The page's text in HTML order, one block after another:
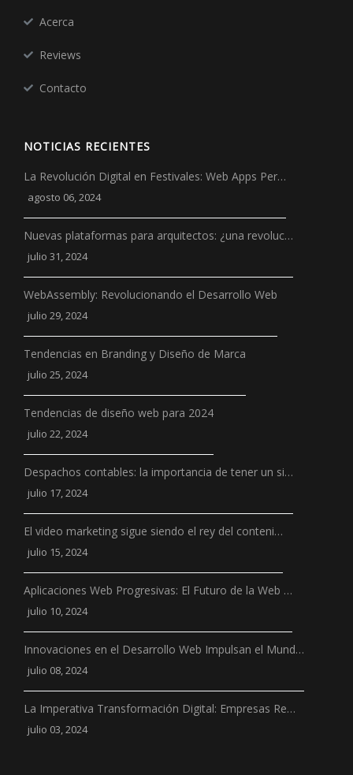
Acerca
Reviews
Contacto
NOTICIAS RECIENTES
La Revolución Digital en Festivales: Web Apps Per…
agosto 06, 2024
Nuevas plataformas para arquitectos: ¿una revoluc…
julio 31, 2024
WebAssembly: Revolucionando el Desarrollo Web
julio 29, 2024
Tendencias en Branding y Diseño de Marca
julio 25, 2024
Tendencias de diseño web para 2024
julio 22, 2024
Despachos contables: la importancia de tener un si…
julio 17, 2024
El video marketing sigue siendo el rey del conteni…
julio 15, 2024
Aplicaciones Web Progresivas: El Futuro de la Web …
julio 10, 2024
Innovaciones en el Desarrollo Web Impulsan el Mund…
julio 08, 2024
La Imperativa Transformación Digital: Empresas Re…
julio 03, 2024